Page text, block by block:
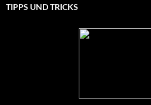
TIPPS UND TRICKS